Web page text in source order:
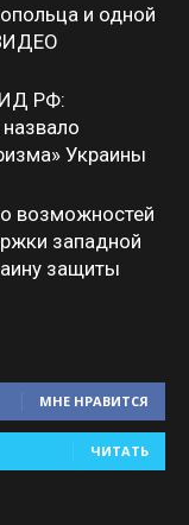
и одной
РФ:
Украины
возможностей
западной
защиты
МНЕ НРАВИТСЯ
ЧИТАТЬ